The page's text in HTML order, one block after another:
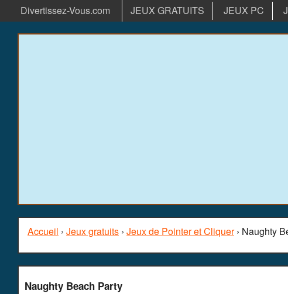
Divertissez-Vous.com JEUX GRATUITS JEUX PC
Accueil › Jeux gratuits › Jeux de Pointer et Cliquer› Naughty
Naughty Beach Party